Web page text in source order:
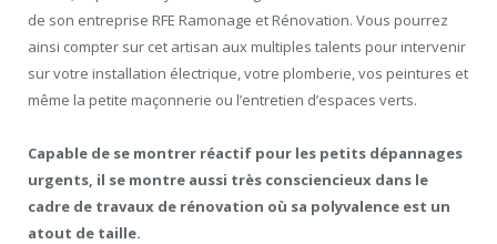
de son entreprise RFE Ramonage et Rénovation. Vous pourrez
ainsi compter sur cet artisan aux multiples talents pour intervenir
sur votre installation électrique, votre plomberie, vos peintures et
même la petite maçonnerie ou l’entretien d’espaces verts.
Capable de se montrer réactif pour les petits dépannages
urgents, il se montre aussi très consciencieux dans le
cadre de travaux de rénovation où sa polyvalence est un
atout de taille.